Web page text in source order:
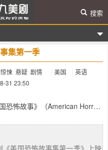
剧
搜索
集第一季
惊悚 悬疑 剧情 美国
英语
31 23:50
恐怖故事》（American Horror
文暂译，American Horror
集独立情节的方式，带给观众
的故事！官方今发布前导预
美国恐怖故事集第一季》上映